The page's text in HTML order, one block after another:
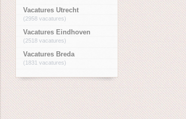
Vacatures Utrecht
(2958 vacatures)
Vacatures Eindhoven
(2518 vacatures)
Vacatures Breda
(1831 vacatures)